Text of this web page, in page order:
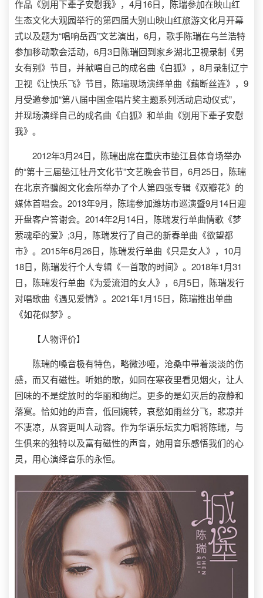
作品《别用下辈子安慰我》，4月16日，陈瑞参加在映山红
生态文化大观园举行的第四届大别山映山红旅游文化月开幕
式以及题为“唱响岳西”文艺演出，6月，歌手陈瑞在乌兰浩特
参加移动歌会活动，6月3日陈瑞回到家乡湖北卫视录制《男
女有别》节目，并献唱自己的成名曲《白狐》，8月录制辽宁
卫视《让快乐飞》节目，陈瑞现场演绎单曲《藕断丝连》，9
月受邀参加“第八届中国金唱片奖主题系列活动启动仪式”，
并现场演绎自己的成名曲《白狐》和单曲《别用下辈子安慰
我》。
2012年3月24日，陈瑞出席在重庆市垫江县体育场举办
的“第十三届垫江牡丹文化节”文艺晚会节目，6月25日，陈瑞
在北京齐骥阁文化会所举办了个人第四张专辑《双瓣花》的
媒体首唱会。2013年9月，陈瑞参加潍坊市巡演暨9月14日迎
开盘客户答谢会。2014年2月14日，陈瑞发行单曲情歌《梦
萦魂牵的爱》;3月，陈瑞发行了自己的新春单曲《欲望都
市》。2015年6月26日，陈瑞发行单曲《只是女人》，10月
18日，陈瑞发行个人专辑《一首歌的时间》。2018年1月31
日，陈瑞发行单曲《为爱流泪的女人》，6月5日，陈瑞发行
对唱歌曲《遇见爱情》。2021年1月15日，陈瑞推出单曲
《如花似梦》。
【人物评价】
陈瑞的嗓音极有特色，略微沙哑，沧桑中带着淡淡的伤
感，而又有磁性。听她的歌，如同在寒夜里看见烟火，让人
回味的不是绽放时的华丽和绚烂。更多的是幻灭后的寂静和
落寞。恰如她的声音，低回婉转，哀愁如雨丝分飞，悲凉并
不凄凉，从容更叫人动容。作为华语乐坛实力唱将陈瑞，与
生俱来的独特以及富有磁性的声音，她用音乐感悟我们的心
灵，用心演绎音乐的永恒。